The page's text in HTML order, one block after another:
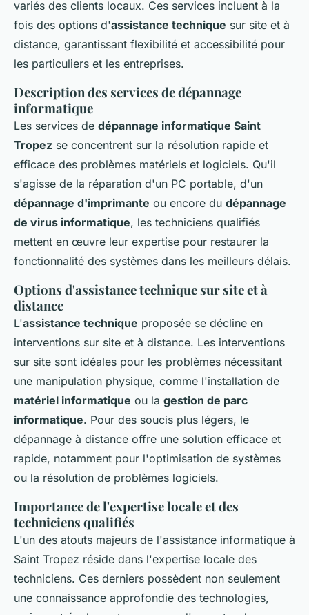
variés des clients locaux. Ces services incluent à la
fois des options d'assistance technique sur site et à
distance, garantissant flexibilité et accessibilité pour
les particuliers et les entreprises.
Description des services de dépannage
informatique
Les services de dépannage informatique Saint
Tropez se concentrent sur la résolution rapide et
efficace des problèmes matériels et logiciels. Qu'il
s'agisse de la réparation d'un PC portable, d'un
dépannage d'imprimante ou encore du dépannage
de virus informatique, les techniciens qualifiés
mettent en œuvre leur expertise pour restaurer la
fonctionnalité des systèmes dans les meilleurs délais.
Options d'assistance technique sur site et à
distance
L'assistance technique proposée se décline en
interventions sur site et à distance. Les interventions
sur site sont idéales pour les problèmes nécessitant
une manipulation physique, comme l'installation de
matériel informatique ou la gestion de parc
informatique. Pour des soucis plus légers, le
dépannage à distance offre une solution efficace et
rapide, notamment pour l'optimisation de systèmes
ou la résolution de problèmes logiciels.
Importance de l'expertise locale et des
techniciens qualifiés
L'un des atouts majeurs de l'assistance informatique à
Saint Tropez réside dans l'expertise locale des
techniciens. Ces derniers possèdent non seulement
une connaissance approfondie des technologies,